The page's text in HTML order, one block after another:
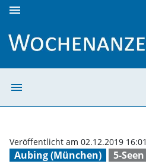
menu
menu
Aubing (München) 5-Seen
Veröffentlicht am 02.12.2019 16:01